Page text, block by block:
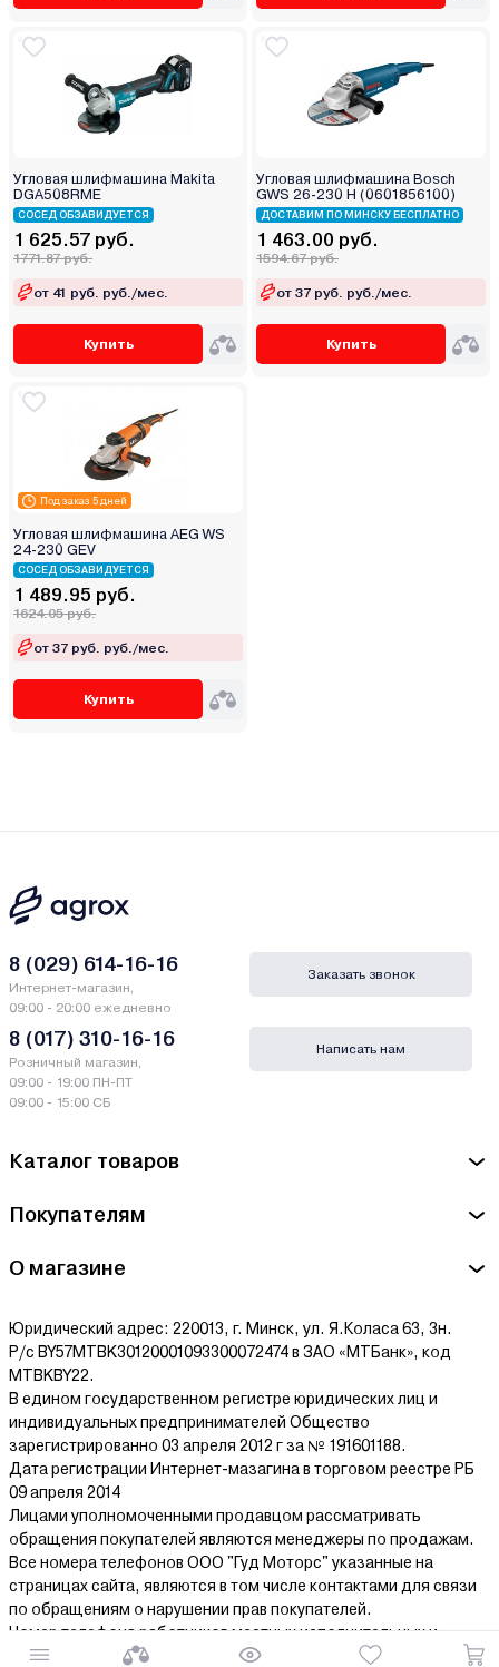
Угловая шлифмашина Makita
DGA508RME
СОСЕД ОБЗАВИДУЕТСЯ
1 625.57 руб.
1771.87 руб.
от 41 руб. руб./мес.
Купить
Угловая шлифмашина Bosch
GWS 26-230 H (0601856100)
ДОСТАВИМ ПО МИНСКУ БЕСПЛАТНО
1 463.00 руб.
1594.67 руб.
от 37 руб. руб./мес.
Купить
Под заказ 5 дней
Угловая шлифмашина AEG WS
24-230 GEV
СОСЕД ОБЗАВИДУЕТСЯ
1 489.95 руб.
1624.05 руб.
от 37 руб. руб./мес.
Купить
Каталог товаров
Покупателям
О магазине
Юридический адрес: 220013, г. Минск, ул. Я.Коласа 63, 3н.
Р/с BY57MTBK30120001093300072474 в ЗАО «МТБанк», код
MTBKBY22.
В едином государственном регистре юридических лиц и
индивидуальных предпринимателей Общество
зарегистрированно 03 апреля 2012 г за № 191601188.
Дата регистрации Интернет-мазагина в торговом реестре РБ
09 апреля 2014
Лицами уполномоченными продавцом рассматривать
обращения покупателей являются менеджеры по продажам.
Все номера телефонов ООО "Гуд Моторс" указанные на
страницах сайта, являются в том числе контактами для связи
по обращениям о нарушении прав покупателей.
Номер телефона работников местных исполнительных и
распорядительных органов по месту государственной
8 (029) 614-16-16
Интернет-магазин,
09:00 - 20:00 ежедневно
8 (017) 310-16-16
Розничный магазин,
09:00 - 19:00 ПН-ПТ
09:00 - 15:00 СБ
Заказать звонок
Написать нам